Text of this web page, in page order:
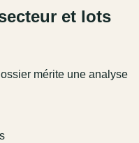
et lots
mérite une analyse